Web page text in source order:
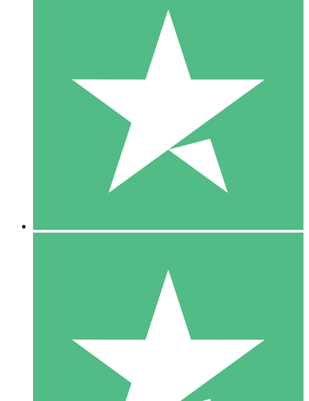
Individuelle Credit-Pakete
Zahlen Sie nach Bedarf mit Download-Credits. Keine
monatliche Verpflichtung erforderlich.
10 00
10 Downloads
20 00